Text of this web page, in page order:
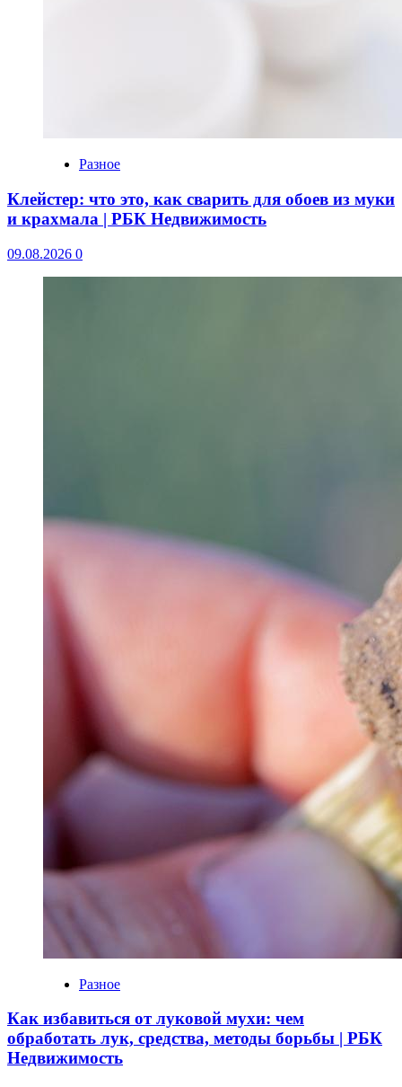
Разное
Клейстер: что это, как сварить для обоев из муки
и крахмала | РБК Недвижимость
09.08.2026 0
Разное
Как избавиться от луковой мухи: чем
обработать лук, средства, методы борьбы | РБК
Недвижимость